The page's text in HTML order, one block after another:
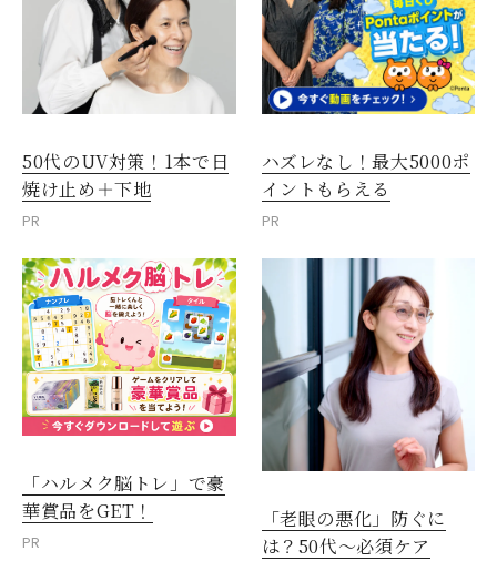
50代のUV対策！1本で日
焼け止め＋下地
PR
ハズレなし！最大5000ポ
イントもらえる
PR
「ハルメク脳トレ」で豪
華賞品をGET！
PR
「老眼の悪化」防ぐに
は？50代～必須ケア